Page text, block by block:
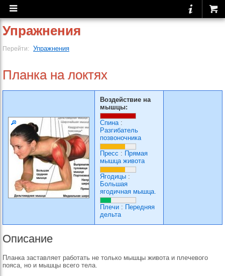
Упражнения
Перейти: Упражнения
Планка на локтях
Воздействие на
мышцы:
Спина:
Разгибатель
позвоночника
Пресс : Прямая
мышца живота
Ягодицы :
Большая
ягодичная мышца.
Плечи : Передняя
дельта
Описание
Планка заставляет работать не только мышцы живота и плечевого
пояса, но и мышцы всего тела.